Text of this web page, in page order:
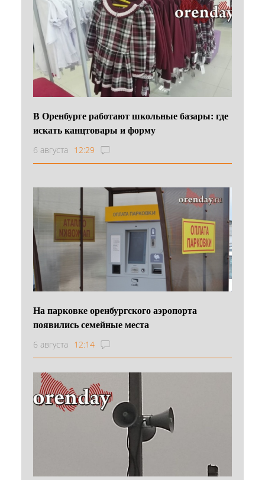
В Оренбурге работают школьные базары: где
искать канцтовары и форму
6 августа 12:29
На парковке оренбургского аэропорта
появились семейные места
6 августа 12:14